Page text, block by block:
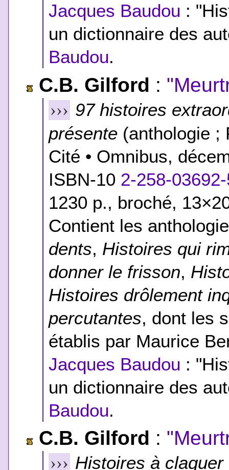
Jacques Baudou :
un dictionnaire des
Baudou.
C.B. Gilford :
››› 97 histoires
présente (anthologie ;
Cité • Omnibus,
ISBN-10 2-258-
1230 p., broché,
Contient les
dents, Histoires qui
donner le frisson,
Histoires drôlement
percutantes, dont les
établis par Maurice
Jacques Baudou :
un dictionnaire des
Baudou.
C.B. Gilford :
››› Histoires à claquer